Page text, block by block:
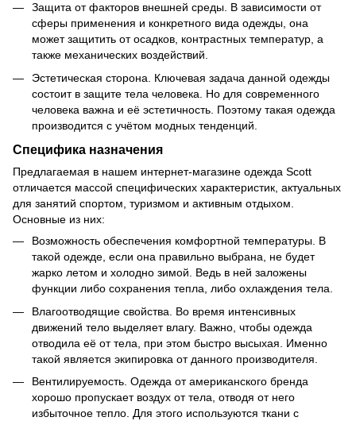
Защита от факторов внешней среды. В зависимости от
сферы применения и конкретного вида одежды, она
может защитить от осадков, контрастных температур, а
также механических воздействий.
Эстетическая сторона. Ключевая задача данной одежды
состоит в защите тела человека. Но для современного
человека важна и её эстетичность. Поэтому такая одежда
производится с учётом модных тенденций.
Специфика назначения
Предлагаемая в нашем интернет-магазине одежда Scott
отличается массой специфических характеристик, актуальных
для занятий спортом, туризмом и активным отдыхом.
Основные из них:
Возможность обеспечения комфортной температуры. В
такой одежде, если она правильно выбрана, не будет
жарко летом и холодно зимой. Ведь в ней заложены
функции либо сохранения тепла, либо охлаждения тела.
Влагоотводящие свойства. Во время интенсивных
движений тело выделяет влагу. Важно, чтобы одежда
отводила её от тела, при этом быстро высыхая. Именно
такой является экипировка от данного производителя.
Вентилируемость. Одежда от американского бренда
хорошо пропускает воздух от тела, отводя от него
избыточное тепло. Для этого используются ткани с